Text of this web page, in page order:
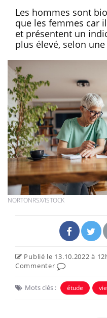
Les hommes sont
que les femmes car
et présentent un
plus élevé, selon
NORTONRSX/ISTOCK
Publié le 13.10.2022 à
Commenter
Mots clés : étude